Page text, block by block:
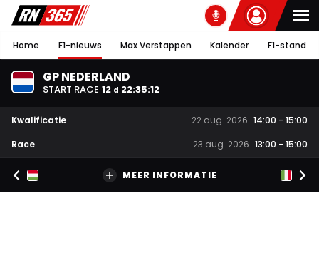
Home F1-nieuws Max Verstappen Kalender F1-stand
GP NEDERLAND
START RACE 12 d 22:35:11
Kwalificatie 22 aug. 2026 14:00 - 15:00
Race
23 aug. 2026 13:00 - 15:00
MEER INFORMATIE